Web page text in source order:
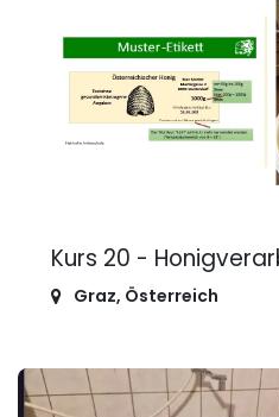
Kurs 20 -
Graz, Österreich